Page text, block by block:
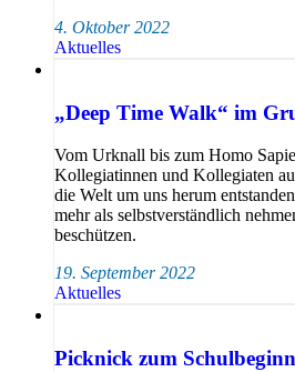
4. Oktober 2022
Aktuelles
„Deep Time Walk“ im
Vom Urknall bis zum Homo
Kollegiatinnen und Kollegiaten
die Welt um uns herum
mehr als selbstverständlich
beschützen.
19. September 2022
Aktuelles
Picknick zum Schulbeginn